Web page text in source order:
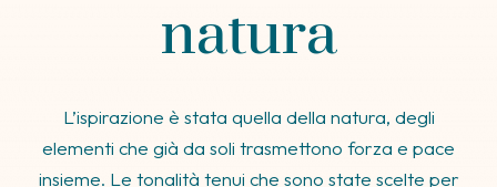
natura
L’ispirazione è stata quella della natura, degli
elementi che già da soli trasmettono forza e pace
insieme. Le tonalità tenui che sono state scelte per